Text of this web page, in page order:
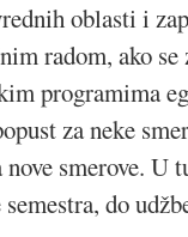
oblasti i
radom, ako se
programima
za neke
smerove. U
do